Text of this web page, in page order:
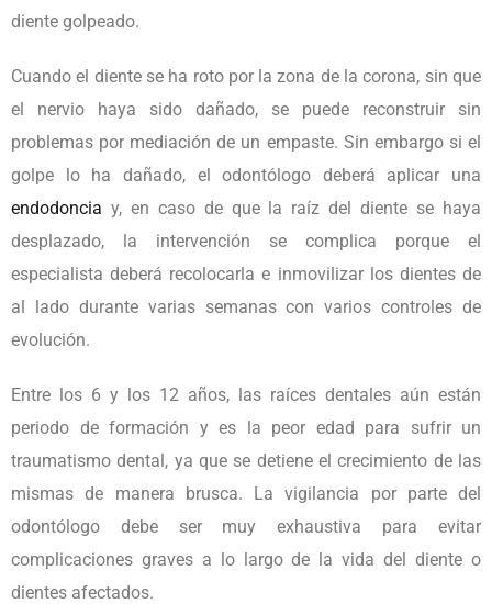
diente golpeado.
Cuando el diente se ha roto por la zona de la corona, sin que
el nervio haya sido dañado, se puede reconstruir sin
problemas por mediación de un empaste. Sin embargo si el
golpe lo ha dañado, el odontólogo deberá aplicar una
endodoncia y, en caso de que la raíz del diente se haya
desplazado, la intervención se complica porque el
especialista deberá recolocarla e inmovilizar los dientes de
al lado durante varias semanas con varios controles de
evolución.
Entre los 6 y los 12 años, las raíces dentales aún están
periodo de formación y es la peor edad para sufrir un
traumatismo dental, ya que se detiene el crecimiento de las
mismas de manera brusca. La vigilancia por parte del
odontólogo debe ser muy exhaustiva para evitar
complicaciones graves a lo largo de la vida del diente o
dientes afectados.